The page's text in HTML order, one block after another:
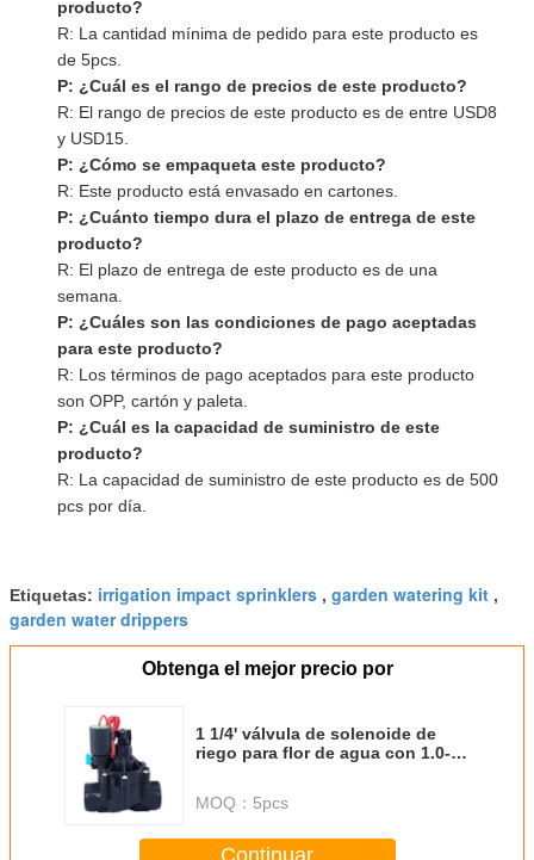
producto?
R: La cantidad mínima de pedido para este producto es
de 5pcs.
P: ¿Cuál es el rango de precios de este producto?
R: El rango de precios de este producto es de entre USD8
y USD15.
P: ¿Cómo se empaqueta este producto?
R: Este producto está envasado en cartones.
P: ¿Cuánto tiempo dura el plazo de entrega de este
producto?
R: El plazo de entrega de este producto es de una
semana.
P: ¿Cuáles son las condiciones de pago aceptadas
para este producto?
R: Los términos de pago aceptados para este producto
son OPP, cartón y paleta.
P: ¿Cuál es la capacidad de suministro de este
producto?
R: La capacidad de suministro de este producto es de 500
pcs por día.
Etiquetas: irrigation impact sprinklers , garden watering kit ,
garden water drippers
Obtenga el mejor precio por
1 1/4' válvula de solenoide de
riego para flor de agua con 1.0-
MOQ： 5pcs